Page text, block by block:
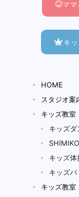
ママ
キ
HOME
スタジオ案
キッズ教室
キッズダ
キッズ体
キッズバ
キッズ教室